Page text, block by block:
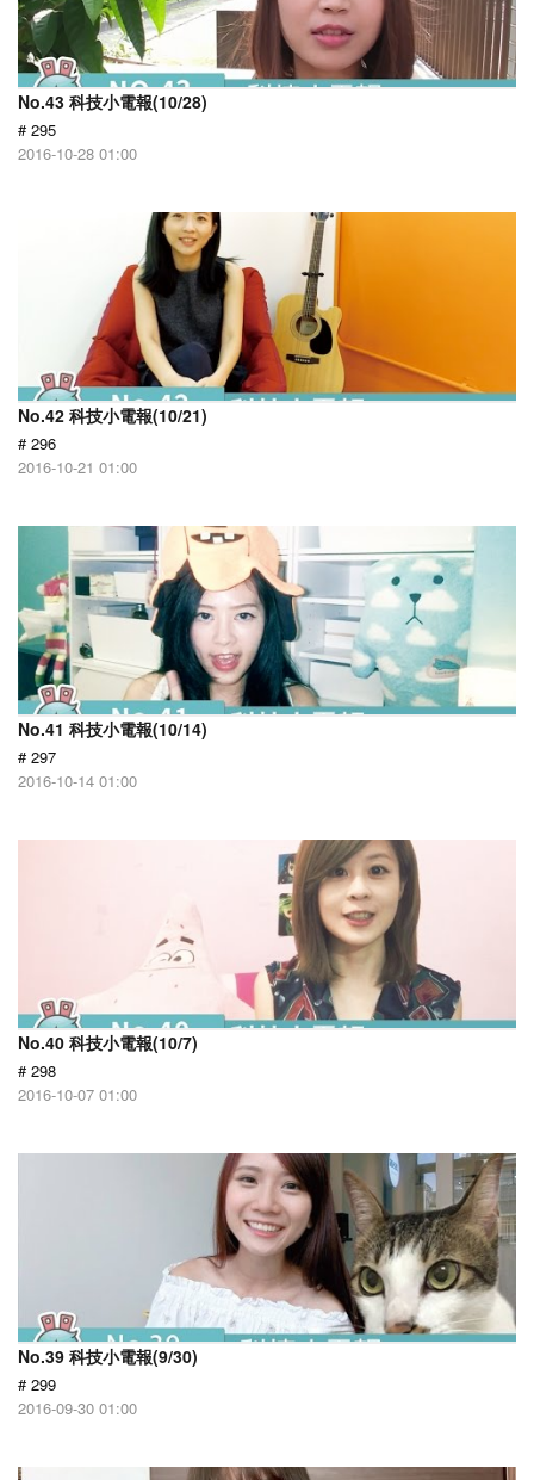
No.43 科技小電報(10/28)
# 295
2016-10-28 01:00
No.42 科技小電報(10/21)
# 296
2016-10-21 01:00
No.41 科技小電報(10/14)
# 297
2016-10-14 01:00
No.40 科技小電報(10/7)
# 298
2016-10-07 01:00
No.39 科技小電報(9/30)
# 299
2016-09-30 01:00